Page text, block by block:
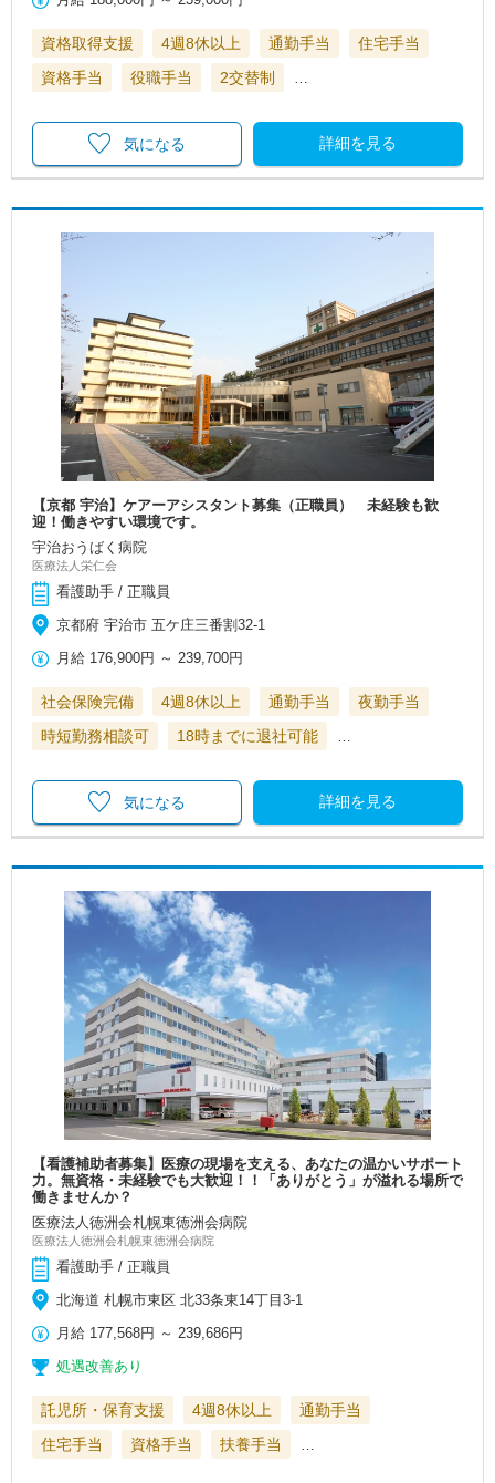
資格取得支援 4週8休以上 通勤手当
住宅手当
資格手当
役職手当 2交替制
詳細を見る
気になる
【京都 宇治】ケアーアシスタント募集（正職員） 未経験も歓
迎！働きやすい環境です。
宇治おうばく病院
医療法人栄仁会
看護助手 / 正職員
京都府 宇治市 五ケ庄三番割32-1
月給 176,900円 ～239,700円
社会保険完備 4週8休以上 通勤手当
夜勤手当
時短勤務相談可
18時までに退社可能 …
詳細を見る
気になる
【看護補助者募集】医療の現場を支える、あなたの温かいサポート
力。無資格・未経験でも大歓迎！！「ありがとう」が溢れる場所で
働きませんか？
医療法人徳洲会札幌東徳洲会病院
医療法人徳洲会札幌東徳洲会病院
看護助手 / 正職員
北海道 札幌市東区 北33条東14丁目3-1
月給 177,568円 ～239,686円
処遇改善あり
託児所・保育支援 4週8休以上
通勤手当
住宅手当
資格手当 扶養手当 …